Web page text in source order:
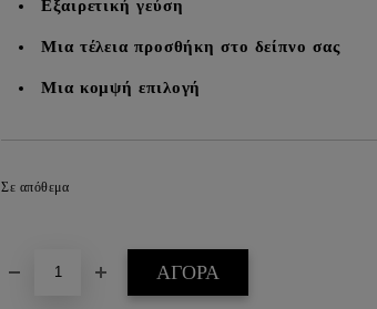
Εξαιρετική γεύση
Μια τέλεια προσθήκη στο δείπνο σας
Μια κομψή επιλογή
Σε απόθεμα